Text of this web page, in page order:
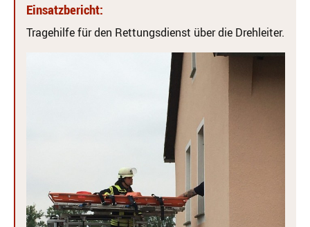
Einsatzbericht:
Tragehilfe für den Rettungsdienst über die Drehleiter.